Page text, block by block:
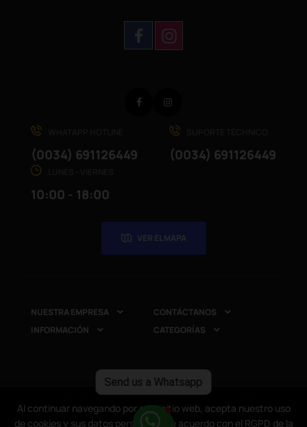
Send us a Whatsapp
Al continuar navegando por este sitio web, acepta nuestro uso
de cookies y sus datos personales de acuerdo con el RGPD de la
(0034) 691126449 (0034) 691126449
10:00 - 18:00
VER EL MAPA
Facebook
NUESTRA EMPRESA  CONTÁCTANOS 
INFORMACIÓN  CATEGORÍAS 
Al continuar navegando por este sitio web, acepta nuestro uso
de cookies y sus datos personales de acuerdo con el RGPD de la
Copyright © 2025CompuRed Computers
derechos reservados